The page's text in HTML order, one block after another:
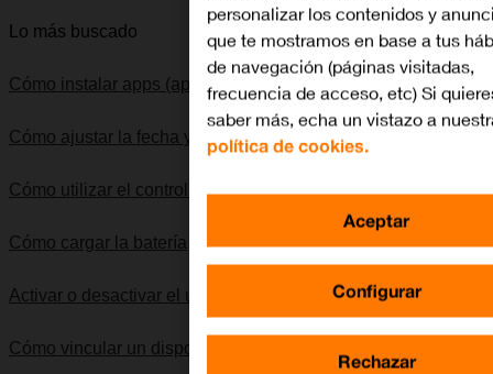
Lo más buscado
Cómo instalar apps (aplicaciones) de Galaxy Apps
Cómo ajustar la fecha y la hora
Cómo utilizar el control por voz
Cómo cargar la batería
Activar o desactivar el uso del código de seguridad
Cómo vincular un dispositivo Bluetooth al smartwatch
personalizar los contenidos y
que te mostramos en base a tus
de navegación (páginas visitadas,
frecuencia de acceso, etc) Si
saber más, echa un vistazo a
política de cookies.
Configurar
Rechazar
Aceptar